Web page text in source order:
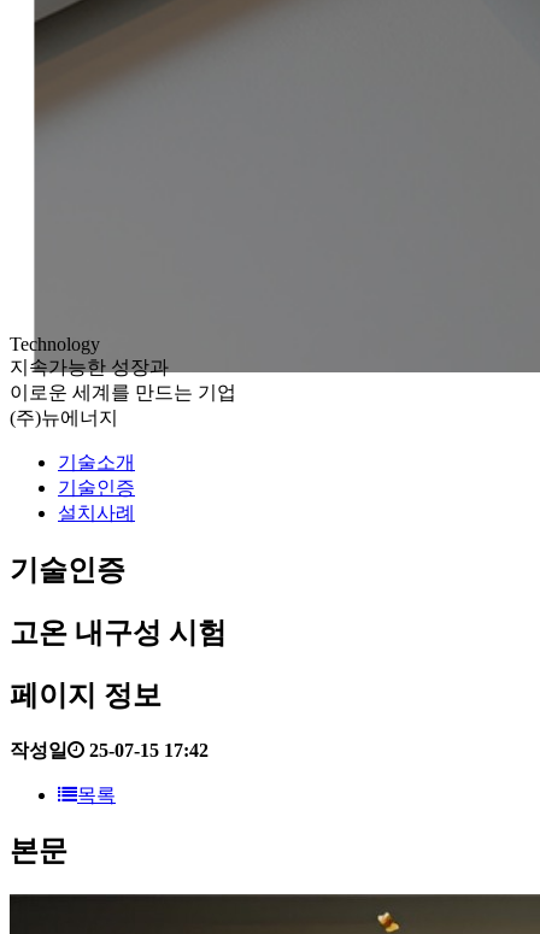
Technology
지속가능한 성장과
이로운 세계를 만드는 기업
(주)뉴에너지
기술소개
기술인증
설치사례
기술인증
고온 내구성 시험
페이지 정보
작성일 25-07-15 17:42
목록
본문